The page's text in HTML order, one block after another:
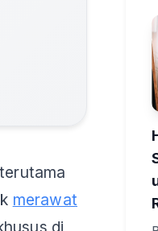
merawat